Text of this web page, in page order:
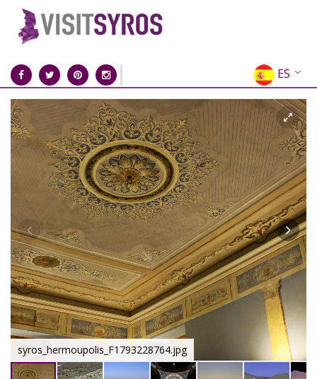
ES
EN
EL
FR
DE
IT
RU
CN
syros_hermoupolis_F1793228764.jpg